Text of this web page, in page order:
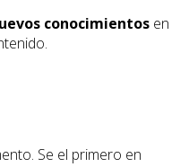
conocimientos en
Se el primero en